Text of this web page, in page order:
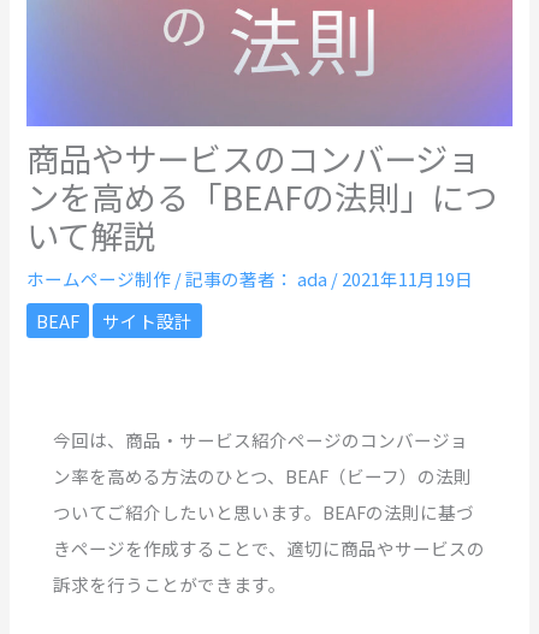
商品やサービスのコンバージョ
ンを高める「BEAFの法則」につ
いて解説
ホームページ制作/ 記事の著者： ada /2021年11月19日
BEAF
サイト設計
今回は、商品・サービス紹介ページのコンバージョ
ン率を高める方法のひとつ、BEAF（ビーフ）の法則
ついてご紹介したいと思います。BEAFの法則に基づ
きページを作成することで、適切に商品やサービスの
訴求を行うことができます。